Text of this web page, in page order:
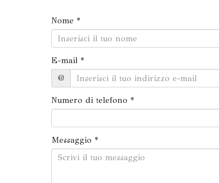
Nome *
E-mail *
@
Numero di telefono *
Messaggio *